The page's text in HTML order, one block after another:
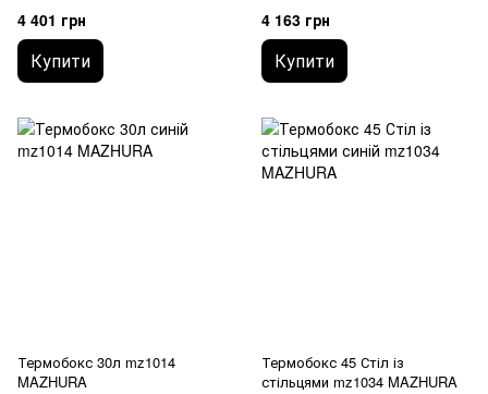
4 401 грн
Купити
4 163 грн
Купити
Термобокс 30л mz1014
MAZHURA
Термобокс 45 Стіл із
стільцями mz1034 MAZHURA